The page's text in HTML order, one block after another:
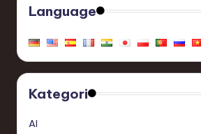
Language
Kategori
AI